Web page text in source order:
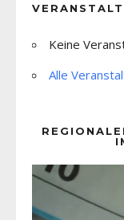
Keine
Alle